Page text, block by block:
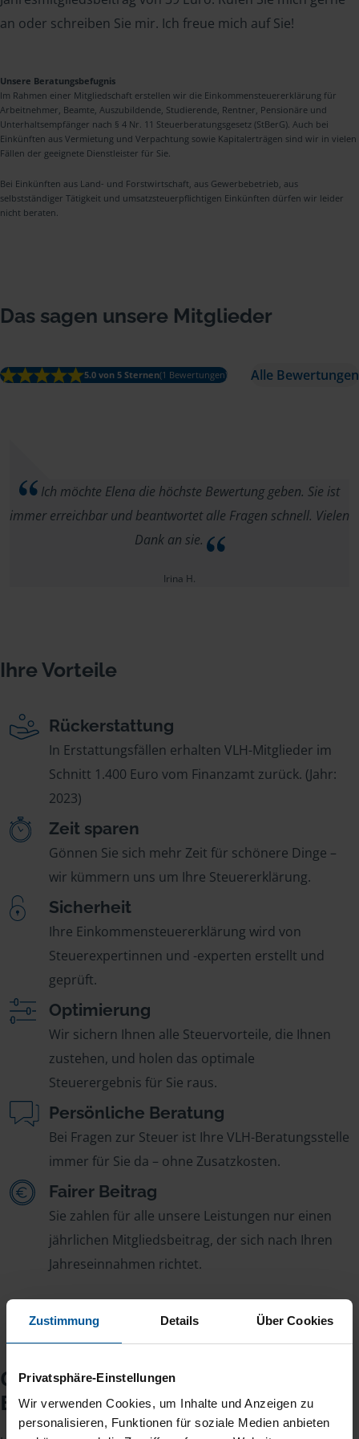
Zustimmung Details Über Cookies
Privatsphäre-Einstellungen
Wir verwenden Cookies, um Inhalte und Anzeigen zu
personalisieren, Funktionen für soziale Medien anbieten
an oder schreiben Sie mir. Ich freue mich auf Sie!
Unsere Beratungsbefugnis
Im Rahmen einer Mitgliedschaft erstellen wir die Einkommensteuererklärung für
Arbeitnehmer, Beamte, Auszubildende, Studierende, Rentner, Pensionäre und
Unterhaltsempfänger nach § 4 Nr. 11 Steuerberatungsgesetz (StBerG). Auch bei
Einkünften aus Vermietung und Verpachtung sowie Kapitalerträgen sind wir in vielen
Fällen der geeignete Dienstleister für Sie.
Bei Einkünften aus Land- und Forstwirtschaft, aus Gewerbebetrieb, aus
selbstständiger Tätigkeit und umsatzsteuerpflichtigen Einkünften dürfen wir leider
nicht beraten.
Das sagen unsere Mitglieder
5.0 von 5 Sternen(1 Bewertungen) Alle Bewertungen
Ich möchte Elena die höchste Bewertung geben. Sie ist
immer erreichbar und beantwortet alle Fragen schnell. Vielen
Dank an sie.
Irina H.
Ihre Vorteile
Rückerstattung
In Erstattungsfällen erhalten VLH-Mitglieder im
Schnitt 1.400 Euro vom Finanzamt zurück. (Jahr:
2023)
Zeit sparen
Gönnen Sie sich mehr Zeit für schönere Dinge –
wir kümmern uns um Ihre Steuererklärung.
Sicherheit
Ihre Einkommensteuererklärung wird von
Steuerexpertinnen und -experten erstellt und
geprüft.
Optimierung
Wir sichern Ihnen alle Steuervorteile, die Ihnen
zustehen, und holen das optimale
Steuerergebnis für Sie raus.
Persönliche Beratung
Bei Fragen zur Steuer ist Ihre VLH-Beratungsstelle
immer für Sie da – ohne Zusatzkosten.
Fairer Beitrag
Sie zahlen für alle unsere Leistungen nur einen
jährlichen Mitgliedsbeitrag, der sich nach Ihren
Jahreseinnahmen richtet.
Checkliste für Ihr
Beratungsgespräch